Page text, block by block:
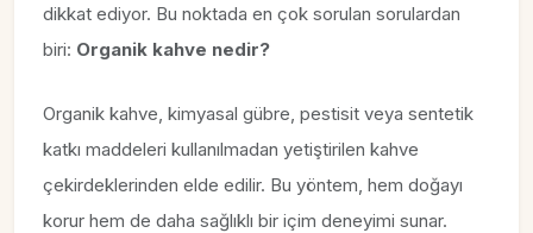
dikkat ediyor. Bu noktada en çok sorulan sorulardan
biri: Organik kahve nedir?
Organik kahve, kimyasal gübre, pestisit veya sentetik
katkı maddeleri kullanılmadan yetiştirilen kahve
çekirdeklerinden elde edilir. Bu yöntem, hem doğayı
korur hem de daha sağlıklı bir içim deneyimi sunar.